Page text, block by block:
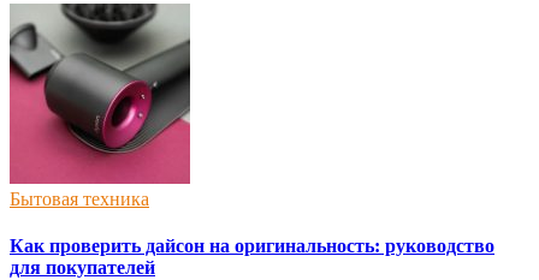
Бытовая техника
Как проверить дайсон на оригинальность: руководство
для покупателей